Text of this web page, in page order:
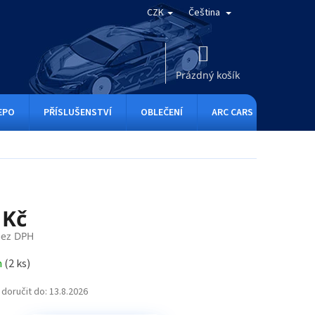
CZK Čeština
KOŠÍK
Prázdný košík
PŘÍSLUŠENSTVÍ OBLEČENÍ ARC CARS
DPH
(2 ks)
do: 13.8.2026